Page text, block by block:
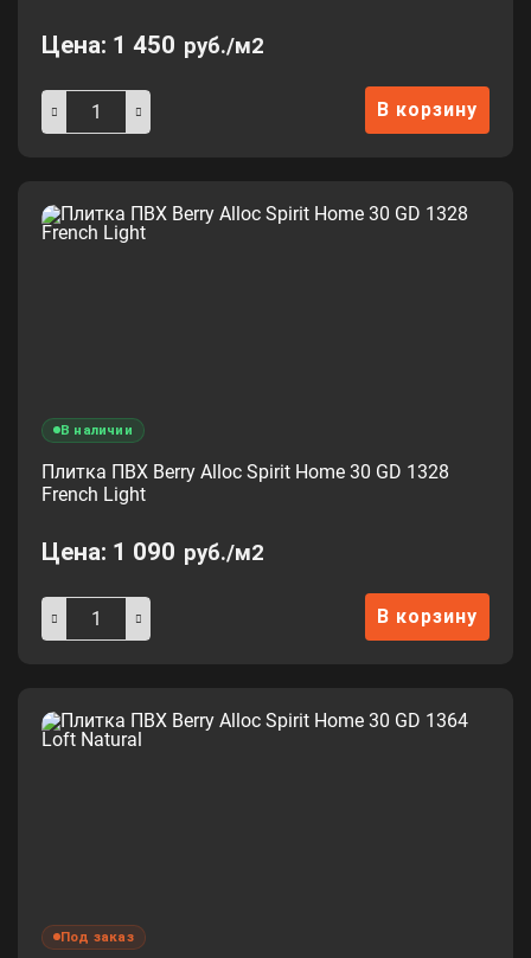
Цена: 1 450 руб./м2
В корзину
В наличии
Плитка ПВХ Berry Alloc Spirit Home 30 GD 1328
French Light
Цена: 1 090 руб./м2
В корзину
Под заказ